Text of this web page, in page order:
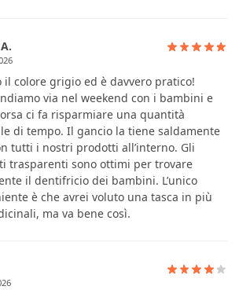
il colore grigio ed è davvero pratico!
via nel weekend con i bambini e
ci fa risparmiare una quantità
di tempo. Il gancio la tiene saldamente
tutti i nostri prodotti all’interno. Gli
trasparenti sono ottimi per trovare
il dentifricio dei bambini. L’unico
è che avrei voluto una tasca in più
ma va bene così.